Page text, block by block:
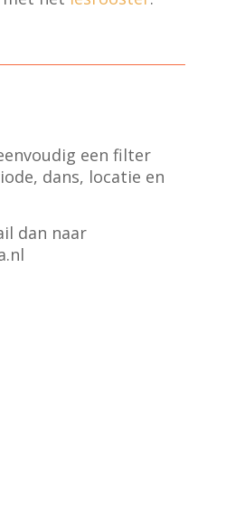
een filter
dans, locatie en
dan naar